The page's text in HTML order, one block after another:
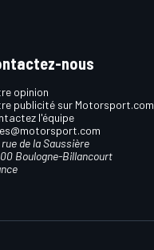
nous
opinion
publicité sur Motorsport.com
l'équipe
de la Saussière
Boulogne-Billancourt